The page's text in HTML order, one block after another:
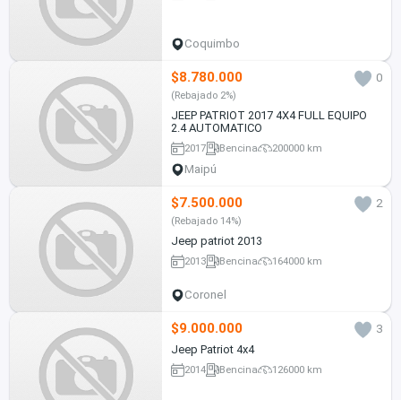
Coquimbo
$8.780.000 0
(Rebajado 2%)
JEEP PATRIOT 2017 4X4 FULL EQUIPO
2.4 AUTOMATICO
2017 Bencina 200000 km
Maipú
$7.500.000 2
(Rebajado 14%)
Jeep patriot 2013
2013 Bencina 164000 km
Coronel
$9.000.000
3
Jeep Patriot 4x4
2014 Bencina 126000 km